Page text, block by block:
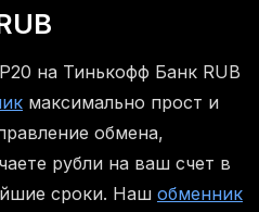
на Тинькофф Банк RUB
максимально прост и
обмена,
рубли на ваш счет в
сроки. Наш обменник